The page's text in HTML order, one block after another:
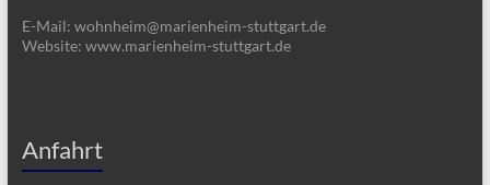
E-Mail: wohnheim@marienheim-stuttgart.de
Website: www.marienheim-stuttgart.de
Anfahrt